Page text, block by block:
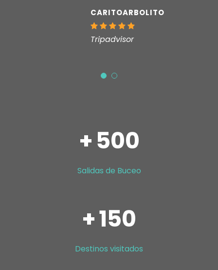
CARITOARBOLITO
Tripadvisor
+500
Salidas de Buceo
+150
Destinos visitados